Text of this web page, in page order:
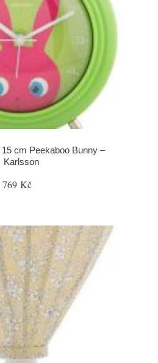
cm Peekaboo Bunny –
Karlsson
769 Kč